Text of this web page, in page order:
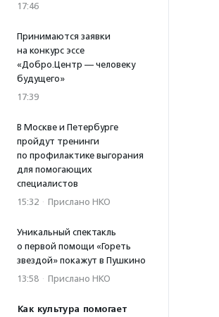
17:46
Принимаются заявки
на конкурс эссе
«Добро.Центр — человеку
будущего»
17:39
В Москве и Петербурге
пройдут тренинги
по профилактике выгорания
для помогающих
специалистов
15:32 · Прислано НКО
Уникальный спектакль
о первой помощи «Гореть
звездой» покажут в Пушкино
13:58 · Прислано НКО
Как культура помогает